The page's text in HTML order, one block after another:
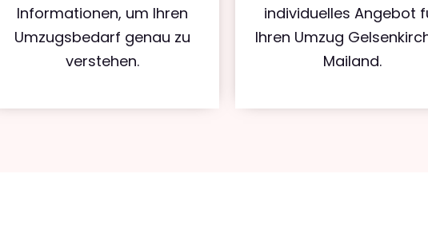
Informationen, um Ihren
Umzugsbedarf genau zu
verstehen.
individuelles Angebot
Ihren Umzug
Mailand.